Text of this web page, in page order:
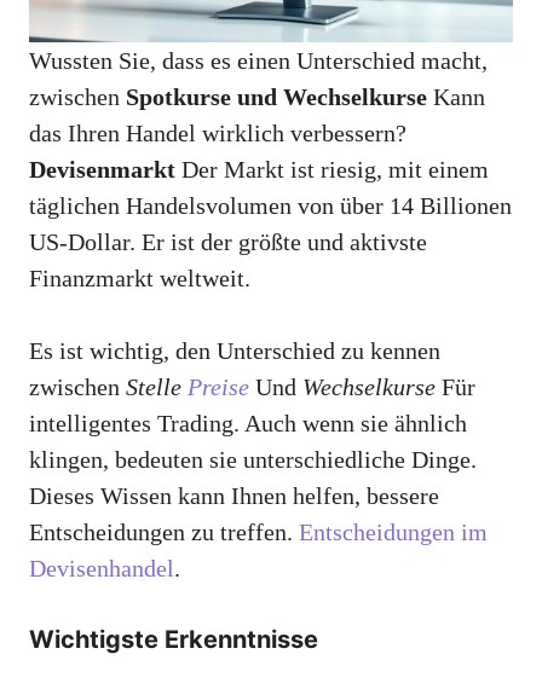
Wussten Sie, dass es einen Unterschied macht,
zwischen Spotkurse und Wechselkurse Kann
das Ihren Handel wirklich verbessern?
Devisenmarkt Der Markt ist riesig, mit einem
täglichen Handelsvolumen von über 14 Billionen
US-Dollar. Er ist der größte und aktivste
Finanzmarkt weltweit.
Es ist wichtig, den Unterschied zu kennen
zwischen Stelle Preise Und Wechselkurse Für
intelligentes Trading. Auch wenn sie ähnlich
klingen, bedeuten sie unterschiedliche Dinge.
Dieses Wissen kann Ihnen helfen, bessere
Entscheidungen zu treffen. Entscheidungen im
Devisenhandel.
Wichtigste Erkenntnisse